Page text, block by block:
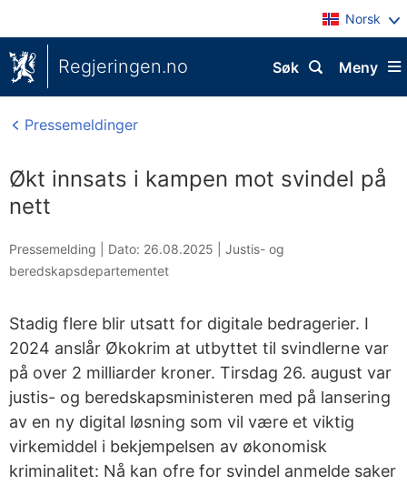
Norsk
Regjeringen.no Meny
Søk
Pressemeldinger
Økt innsats i kampen mot svindel på
nett
Pressemelding | Dato: 26.08.2025
Justis- og
beredskapsdepartementet
Stadig flere blir utsatt for digitale bedragerier. I
2024 anslår Økokrim at utbyttet til svindlerne var
på over 2 milliarder kroner. Tirsdag 26. august var
justis- og beredskapsministeren med på lansering
av en ny digital løsning som vil være et viktig
virkemiddel i bekjempelsen av økonomisk
kriminalitet: Nå kan ofre for svindel anmelde saker